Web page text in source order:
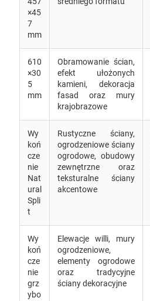
×45
7
mm
610
×30
5
mm
Obramowanie ścian,
efekt ułożonych
kamieni, dekoracja
fasad oraz mury
krajobrazowe
Wy
koń
cze
nie
Nat
ural
Spli
t
Rustyczne ściany,
ogrodzeniowe ściany
ogrodowe, obudowy
zewnętrzne oraz
teksturalne ściany
akcentowe
Wy
koń
cze
nie
grz
ybo
Elewacje willi, mury
ogrodzeniowe,
elementy ogrodowe
oraz tradycyjne
ściany dekoracyjne